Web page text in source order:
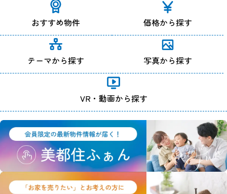
おすすめ物件 価格から探す
テーマから探す 写真から探す
VR・動画から探す